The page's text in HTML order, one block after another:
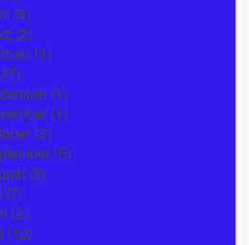
(5)
(2)
(1)
(1)
(1)
(3)
(5)
(8)
(7)
(2)
(12)